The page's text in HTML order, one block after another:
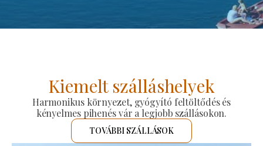
Kiemelt szálláshelyek
Harmonikus környezet, gyógyító feltöltődés és
kényelmes pihenés vár a legjobb szállásokon.
TOVÁBBI SZÁLLÁSOK